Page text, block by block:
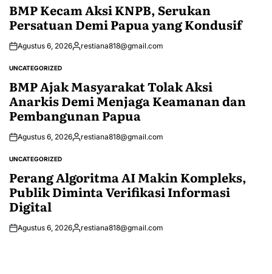
BMP Kecam Aksi KNPB, Serukan
Persatuan Demi Papua yang Kondusif
Agustus 6, 2026Posted
restiana818@gmail.com
POSTED
UNCATEGORIZED
BMP Ajak Masyarakat Tolak Aksi
Anarkis Demi Menjaga Keamanan dan
Pembangunan Papua
Agustus 6, 2026Posted
restiana818@gmail.com
POSTED
UNCATEGORIZED
Perang Algoritma AI Makin Kompleks,
Publik Diminta Verifikasi Informasi
Digital
Agustus 6, 2026Posted
restiana818@gmail.com